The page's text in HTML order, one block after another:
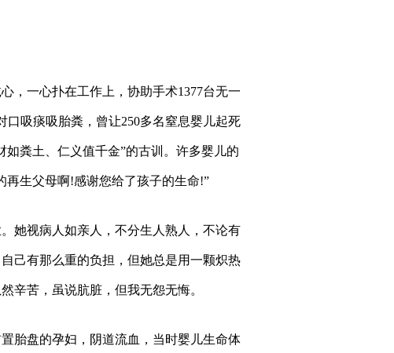
一心扑在工作上，协助手术1377台无一
口吸痰吸胎粪，曾让250多名窒息婴儿起死
粪土、仁义值千金”的古训。许多婴儿的
再生父母啊!感谢您给了孩子的生命!”
视病人如亲人，不分生人熟人，不论有
己有那么重的负担，但她总是用一颗炽热
辛苦，虽说肮脏，但我无怨无悔。
盘的孕妇，阴道流血，当时婴儿生命体